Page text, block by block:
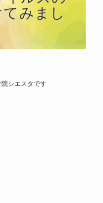
みまし
シエスタです